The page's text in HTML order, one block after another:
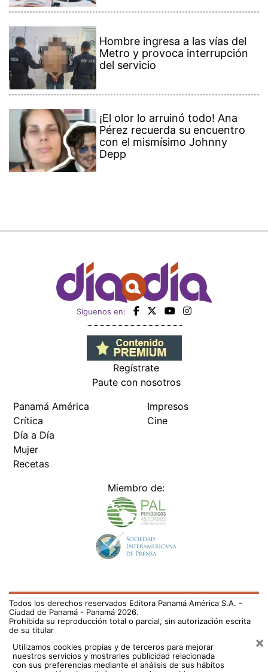
Hombre ingresa a las vías del
Metro y provoca interrupción
del servicio
¡El olor lo arruinó todo! Ana
Pérez recuerda su encuentro
con el mismísimo Johnny
Depp
Siguenos en:
Regístrate
Paute con nosotros
Panamá América
Crítica
Día a Día
Mujer
Recetas
Impresos
Cine
Miembro de:
Todos los derechos reservados Editora Panamá América S.A. -
Ciudad de Panamá - Panamá 2026.
Prohibida su reproducción total o parcial, sin autorización escrita
de su titular
Utilizamos cookies propias y de terceros para mejorar
nuestros servicios y mostrarles publicidad relacionada
con sus preferencias mediante el análisis de sus hábitos
×